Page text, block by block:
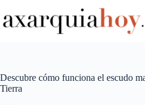
al
contenido
Descubre cómo funciona el escudo
Tierra